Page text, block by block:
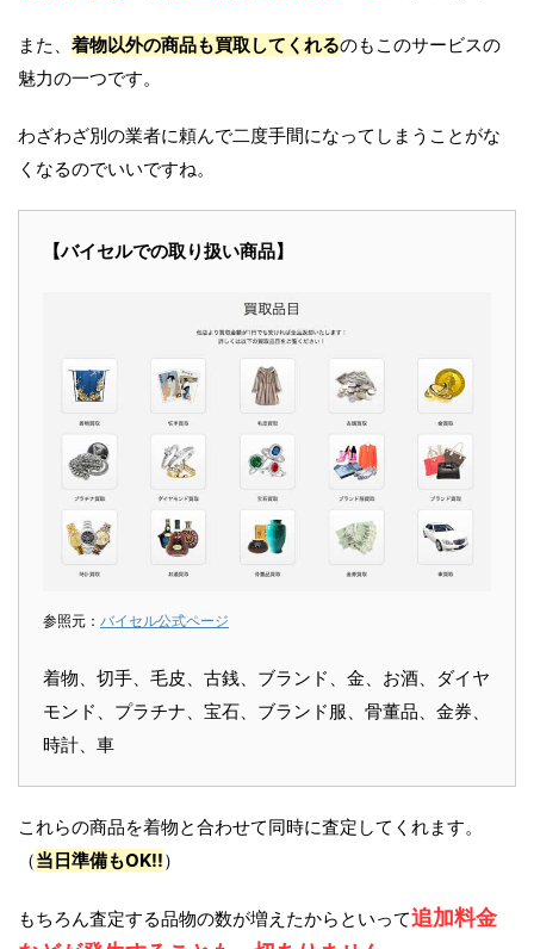
また、 着物以外の商品も買取してくれるのもこのサービスの
魅力の一つです。
わざわざ別の業者に頼んで二度手間になってしまうことがな
くなるのでいいですね。
【バイセルでの取り扱い商品】
参照元： バイセル公式ページ
着物、切手、毛皮、古銭、ブランド、金、お酒、ダイヤ
モンド、プラチナ、宝石、ブランド服、骨董品、金券、
時計、車
これらの商品を着物と合わせて同時に査定してくれます。
（当日準備もOK!!）
もちろん査定する品物の数が増えたからといって追加料金